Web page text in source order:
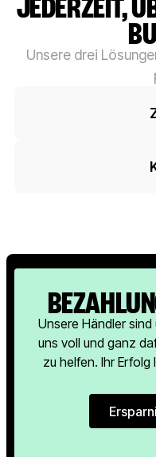
Unsere drei
Unsere Händler
uns voll und ganz
zu helfen. Ihr